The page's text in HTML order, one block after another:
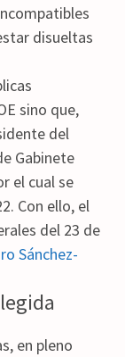
disueltas
sino que,
del
Gabinete
el cual se
Con ello, el
del 23 de
Sánchez-
en pleno